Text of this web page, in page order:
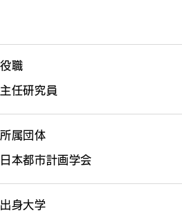
役職
主任研究員
所属団体
日本都市計画学会
出身大学